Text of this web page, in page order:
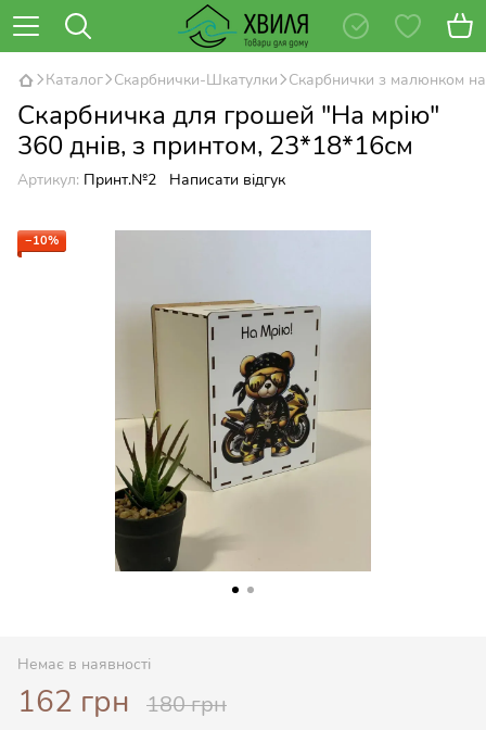
Каталог Скарбнички-Шкатулки Скарбнички з малюнком
Скарбничка для грошей "На мрію"
360 днів, з принтом, 23*18*16см
Артикул: Принт.№2 Написати відгук
−10%
Немає в наявності
162 грн 180 грн